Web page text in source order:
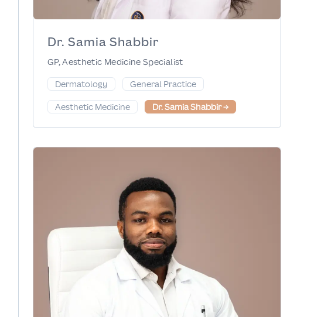
Dr. Samia Shabbir
GP, Aesthetic Medicine Specialist
Dermatology
General Practice
Aesthetic Medicine Dr. Samia Shabbir→